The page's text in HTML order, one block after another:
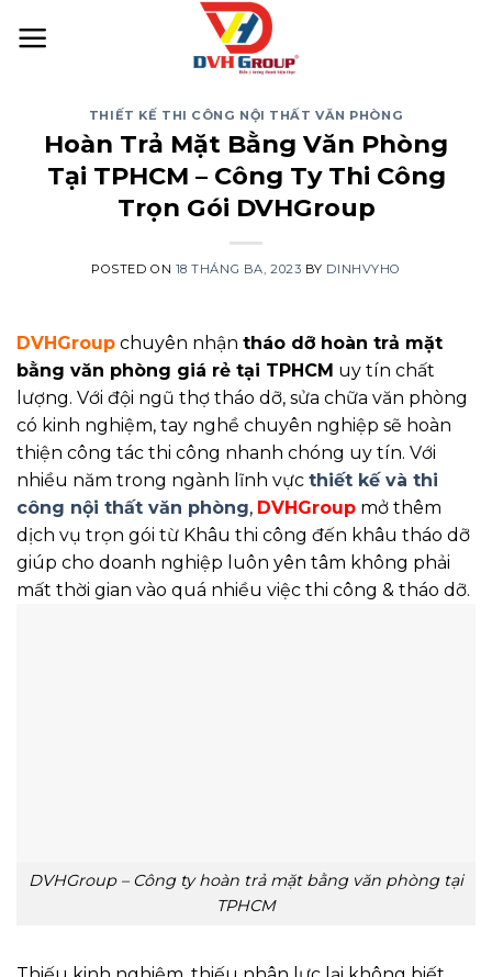
THIẾT KẾ THI CÔNG NỘI THẤT VĂN PHÒNG
Hoàn Trả Mặt Bằng Văn Phòng
Tại TPHCM – Công Ty Thi Công
Trọn Gói DVHGroup
POSTED ON 18 THÁNG BA, 2023 BY DINHVYHO
DVHGroup chuyên nhận tháo dỡ hoàn trả mặt
bằng văn phòng giá rẻ tại TPHCM uy tín chất
lượng. Với đội ngũ thợ tháo dỡ, sửa chữa văn phòng
có kinh nghiệm, tay nghề chuyên nghiệp sẽ hoàn
thiện công tác thi công nhanh chóng uy tín. Với
nhiều năm trong ngành lĩnh vực thiết kế và thi
công nội thất văn phòng, DVHGroup mở thêm
dịch vụ trọn gói từ Khâu thi công đến khâu tháo dỡ
giúp cho doanh nghiệp luôn yên tâm không phải
mất thời gian vào quá nhiều việc thi công & tháo dỡ.
DVHGroup – Công ty hoàn trả mặt bằng văn phòng tại
TPHCM